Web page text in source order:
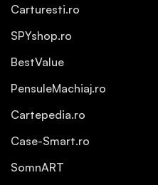
Carturesti.ro
SPYshop.ro
BestValue
PensuleMachiaj.ro
Cartepedia.ro
Case-Smart.ro
SomnART